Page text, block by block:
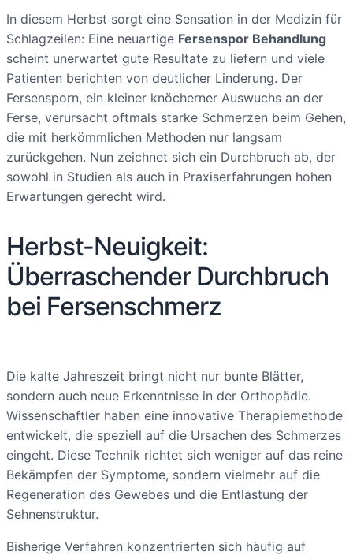
In diesem Herbst sorgt eine Sensation in der Medizin für
Schlagzeilen: Eine neuartige Fersenspor Behandlung
scheint unerwartet gute Resultate zu liefern und viele
Patienten berichten von deutlicher Linderung. Der
Fersensporn, ein kleiner knöcherner Auswuchs an der
Ferse, verursacht oftmals starke Schmerzen beim Gehen,
die mit herkömmlichen Methoden nur langsam
zurückgehen. Nun zeichnet sich ein Durchbruch ab, der
sowohl in Studien als auch in Praxiserfahrungen hohen
Erwartungen gerecht wird.
Herbst-Neuigkeit:
Überraschender Durchbruch
bei Fersenschmerz
Die kalte Jahreszeit bringt nicht nur bunte Blätter,
sondern auch neue Erkenntnisse in der Orthopädie.
Wissenschaftler haben eine innovative Therapiemethode
entwickelt, die speziell auf die Ursachen des Schmerzes
eingeht. Diese Technik richtet sich weniger auf das reine
Bekämpfen der Symptome, sondern vielmehr auf die
Regeneration des Gewebes und die Entlastung der
Sehnenstruktur.
Bisherige Verfahren konzentrierten sich häufig auf